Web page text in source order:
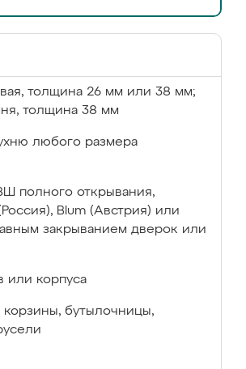
толщина 26 мм или 38 мм;
толщина 38 мм
любого размера
полного открывания,
Blum (Австрия) или
закрыванием дверок или
или корпуса
корзины, бутылочницы,